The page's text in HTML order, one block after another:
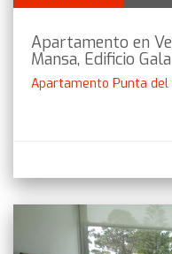
Apartamento en
Mansa, Edificio
Apartamento Punta del